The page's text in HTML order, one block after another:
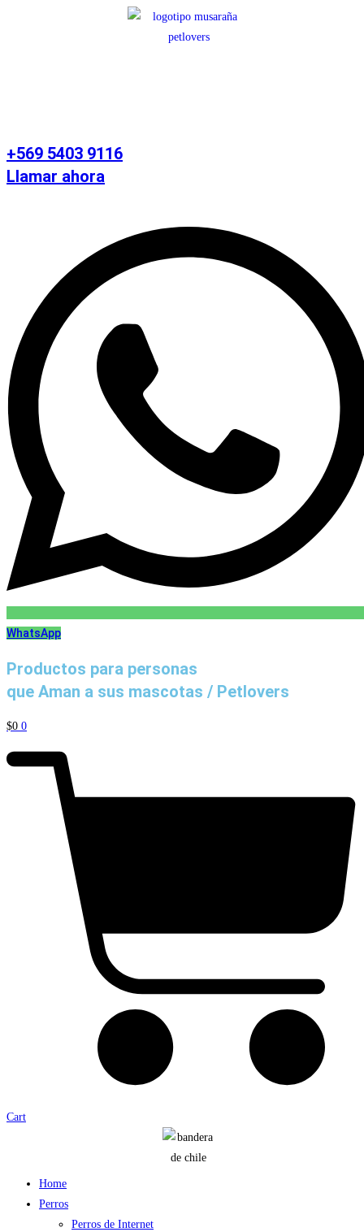
+569 5403 9116
Llamar ahora
WhatsApp
Productos para personas
que Aman a sus mascotas / Petlovers
$0 0
Cart
Home
Perros
Perros de Internet